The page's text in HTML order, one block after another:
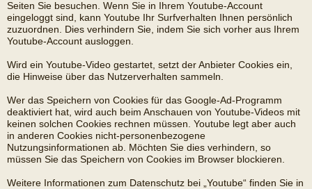
Seiten Sie besuchen. Wenn Sie in Ihrem Youtube-Account
eingeloggt sind, kann Youtube Ihr Surfverhalten Ihnen persönlich
zuzuordnen. Dies verhindern Sie, indem Sie sich vorher aus Ihrem
Youtube-Account ausloggen.
Wird ein Youtube-Video gestartet, setzt der Anbieter Cookies ein,
die Hinweise über das Nutzerverhalten sammeln.
Wer das Speichern von Cookies für das Google-Ad-Programm
deaktiviert hat, wird auch beim Anschauen von Youtube-Videos mit
keinen solchen Cookies rechnen müssen. Youtube legt aber auch
in anderen Cookies nicht-personenbezogene
Nutzungsinformationen ab. Möchten Sie dies verhindern, so
müssen Sie das Speichern von Cookies im Browser blockieren.
Weitere Informationen zum Datenschutz bei „Youtube“ finden Sie in